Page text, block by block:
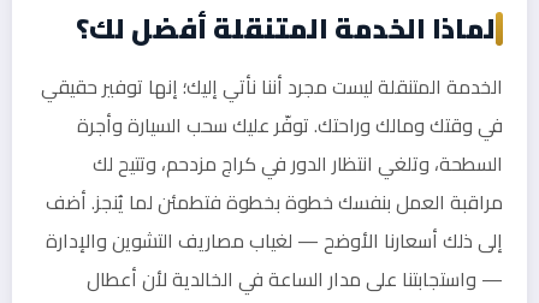
لماذا الخدمة المتنقلة أفضل لك؟
الخدمة المتنقلة ليست مجرد أننا نأتي إليك؛ إنها توفير حقيقي
في وقتك ومالك وراحتك. توفّر عليك سحب السيارة وأجرة
السطحة، وتلغي انتظار الدور في كراج مزدحم، وتتيح لك
مراقبة العمل بنفسك خطوة بخطوة فتطمئن لما يُنجز. أضف
إلى ذلك أسعارنا الأوضح — لغياب مصاريف التشوين والإدارة
— واستجابتنا على مدار الساعة في الخالدية لأن أعطال